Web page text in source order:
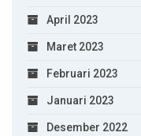
April 2023
Maret 2023
Februari 2023
Januari 2023
Desember 2022